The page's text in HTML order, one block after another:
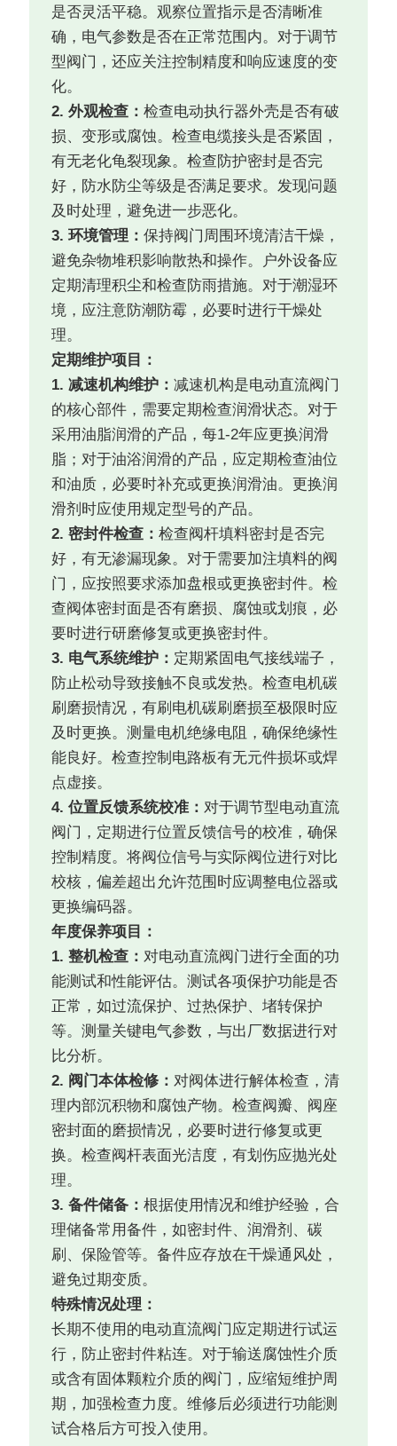
是否灵活平稳。观察位置指示是否清晰准
确，电气参数是否在正常范围内。对于调节
型阀门，还应关注控制精度和响应速度的变
化。
2. 外观检查：检查电动执行器外壳是否有破
损、变形或腐蚀。检查电缆接头是否紧固，
有无老化龟裂现象。检查防护密封是否完
好，防水防尘等级是否满足要求。发现问题
及时处理，避免进一步恶化。
3. 环境管理：保持阀门周围环境清洁干燥，
避免杂物堆积影响散热和操作。户外设备应
定期清理积尘和检查防雨措施。对于潮湿环
境，应注意防潮防霉，必要时进行干燥处
理。
定期维护项目：
1. 减速机构维护：减速机构是电动直流阀门
的核心部件，需要定期检查润滑状态。对于
采用油脂润滑的产品，每1-2年应更换润滑
脂；对于油浴润滑的产品，应定期检查油位
和油质，必要时补充或更换润滑油。更换润
滑剂时应使用规定型号的产品。
2. 密封件检查：检查阀杆填料密封是否完
好，有无渗漏现象。对于需要加注填料的阀
门，应按照要求添加盘根或更换密封件。检
查阀体密封面是否有磨损、腐蚀或划痕，必
要时进行研磨修复或更换密封件。
3. 电气系统维护： 定期紧固电气接线端子，
防止松动导致接触不良或发热。检查电机碳
刷磨损情况，有刷电机碳刷磨损至极限时应
及时更换。测量电机绝缘电阻，确保绝缘性
能良好。检查控制电路板有无元件损坏或焊
点虚接。
4. 位置反馈系统校准：对于调节型电动直流
阀门，定期进行位置反馈信号的校准，确保
控制精度。将阀位信号与实际阀位进行对比
校核，偏差超出允许范围时应调整电位器或
更换编码器。
年度保养项目：
1. 整机检查：对电动直流阀门进行全面的功
能测试和性能评估。测试各项保护功能是否
正常，如过流保护、过热保护、堵转保护
等。测量关键电气参数，与出厂数据进行对
比分析。
2. 阀门本体检修：对阀体进行解体检查，清
理内部沉积物和腐蚀产物。检查阀瓣、阀座
密封面的磨损情况，必要时进行修复或更
换。检查阀杆表面光洁度，有划伤应抛光处
理。
3. 备件储备：根据使用情况和维护经验，合
理储备常用备件，如密封件、润滑剂、碳
刷、保险管等。备件应存放在干燥通风处，
避免过期变质。
特殊情况处理：
长期不使用的电动直流阀门应定期进行试运
行，防止密封件粘连。对于输送腐蚀性介质
或含有固体颗粒介质的阀门，应缩短维护周
期，加强检查力度。维修后必须进行功能测
试合格后方可投入使用。